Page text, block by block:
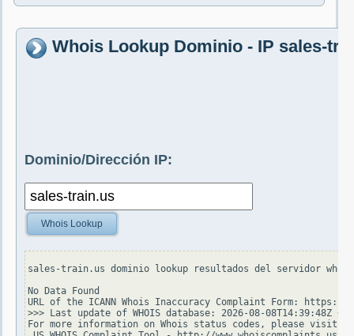
Whois Lookup Dominio - IP sales-
Dominio/Dirección IP:
Whois Lookup
sales-train.us dominio lookup resultados del servidor
No Data Found
URL of the ICANN Whois Inaccuracy Complaint Form: https://
>>> Last update of WHOIS database: 2026-08-08T14:39:48Z <<<
For more information on Whois status codes, please visit